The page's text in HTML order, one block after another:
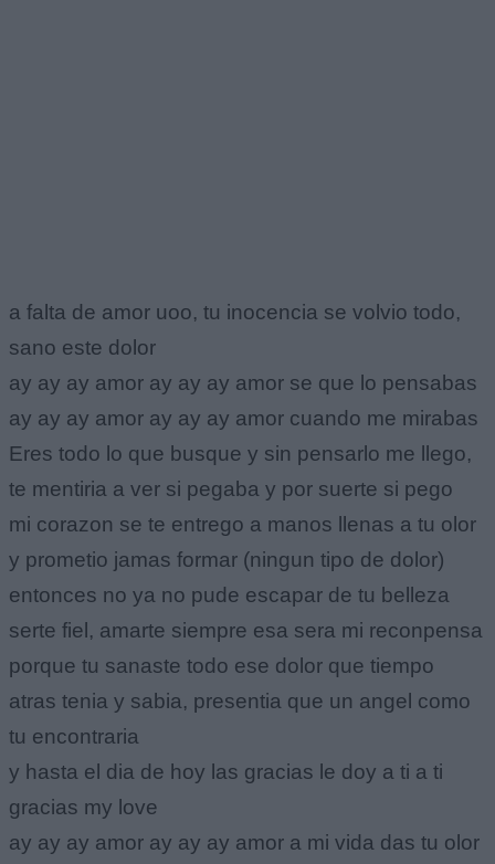
a falta de amor uoo, tu inocencia se volvio todo,
sano este dolor
ay ay ay amor ay ay ay amor se que lo pensabas
ay ay ay amor ay ay ay amor cuando me mirabas
Eres todo lo que busque y sin pensarlo me llego,
te mentiria a ver si pegaba y por suerte si pego
mi corazon se te entrego a manos llenas a tu olor
y prometio jamas formar (ningun tipo de dolor)
entonces no ya no pude escapar de tu belleza
serte fiel, amarte siempre esa sera mi reconpensa
porque tu sanaste todo ese dolor que tiempo
atras tenia y sabia, presentia que un angel como
tu encontraria
y hasta el dia de hoy las gracias le doy a ti a ti
gracias my love
ay ay ay amor ay ay ay amor a mi vida das tu olor